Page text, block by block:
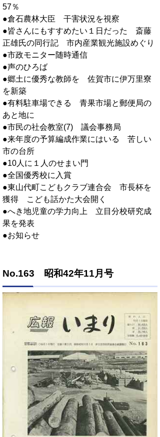
57％
●倉石農林大臣 干害状況を視察
●皆さんにもすすめたい１日だった 斎藤
正雄氏の同行記 市内産業観光施設めぐり
●市政モニター随時通信
●声のひろば
●郷土に優秀な教師を 佐賀市に伊万里寮
を新築
●有料駐車場できる 青果市場と郵便局の
あと地に
●市民の社会教室(7) 議会事務局
●来年度の予算編成作業にはいる 苦しい
市の台所
●10人に１人のせまい門
●全国優秀校に入賞
●東山代町こどもクラブ連合会 市長杯を
獲得 こども話かた大会開く
●へき地児童の学力向上 立目分校研究成
果を発表
●お知らせ
No.163 昭和42年11月号